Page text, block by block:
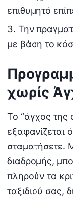
επιθυμητό
Την
με βάση το
χωρίς
Το “άγχος της
εξαφανίζεται
σταματήσετε.
διαδρομής,
πληρούν τα
ταξιδιού σας,